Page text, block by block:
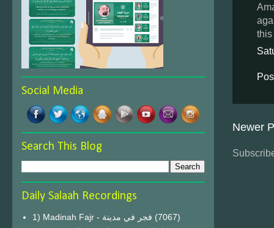
this
Newer
Social Media
Search This Blog
Daily Salaah Recordings
1) Madinah Fajr - فجر في مدينة (7067)